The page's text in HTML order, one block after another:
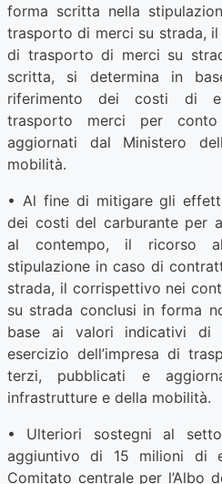
forma scritta nella
trasporto di merci su strada,
di trasporto di merci su
scritta, si determina in
riferimento dei costi di
trasporto merci per
aggiornati dal Ministero
mobilità.
• Al fine di mitigare gli effetti
dei costi del carburante per
al contempo, il ricorso
stipulazione in caso di
strada, il corrispettivo nei
su strada conclusi in forma
base ai valori indicativi di
esercizio dell’impresa di
terzi, pubblicati e
infrastrutture e della mobilità.
• Ulteriori sostegni al
aggiuntivo di 15 milioni di
Comitato centrale per l’Albo